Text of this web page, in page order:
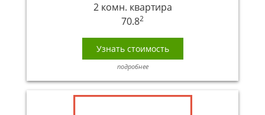
2 комн. квартира
70.82
Узнать стоимость
подробнее